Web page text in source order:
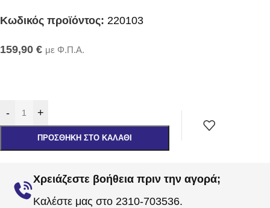
Κωδικός προϊόντος: 220103
159,90 € με Φ.Π.Α.
- +
ΠΡΟΣΘΉΚΗ ΣΤΟ ΚΑΛΆΘΙ
Χρειάζεστε βοήθεια πριν την αγορά;
Καλέστε μας στο 2310-703536.